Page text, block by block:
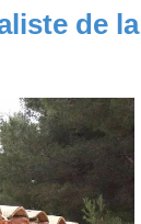
de